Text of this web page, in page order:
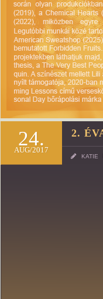
24.
AUG/2017
2.
KATIE